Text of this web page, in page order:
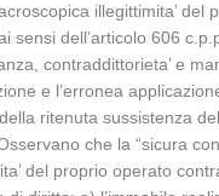
illegittimita’ del
sensi dell’articolo 606
contraddittorieta’ e
e l’erronea
ritenuta sussistenza
che la “sicura
del proprio operato